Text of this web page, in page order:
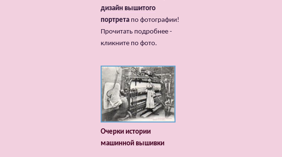
дизайн вышитого
портрета по фотографии!
Прочитать подробнее -
кликните по фото.
Очерки истории
машинной вышивки